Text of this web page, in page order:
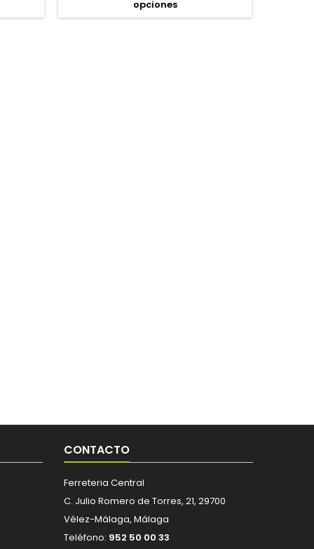
opciones
CONTACTO
Ferreteria Central
C. Julio Romero de Torres, 21, 29700
Vélez-Málaga, Málaga
Teléfono: 952 50 00 33